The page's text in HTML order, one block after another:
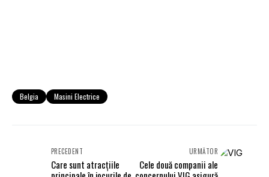
Belgia Masini Electrice
PRECEDENT
Care sunt atracțiile
URMĂTOR
Cele două companii ale